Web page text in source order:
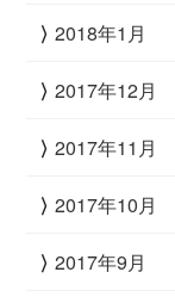
2018年1月
2017年12月
2017年11月
2017年10月
2017年9月